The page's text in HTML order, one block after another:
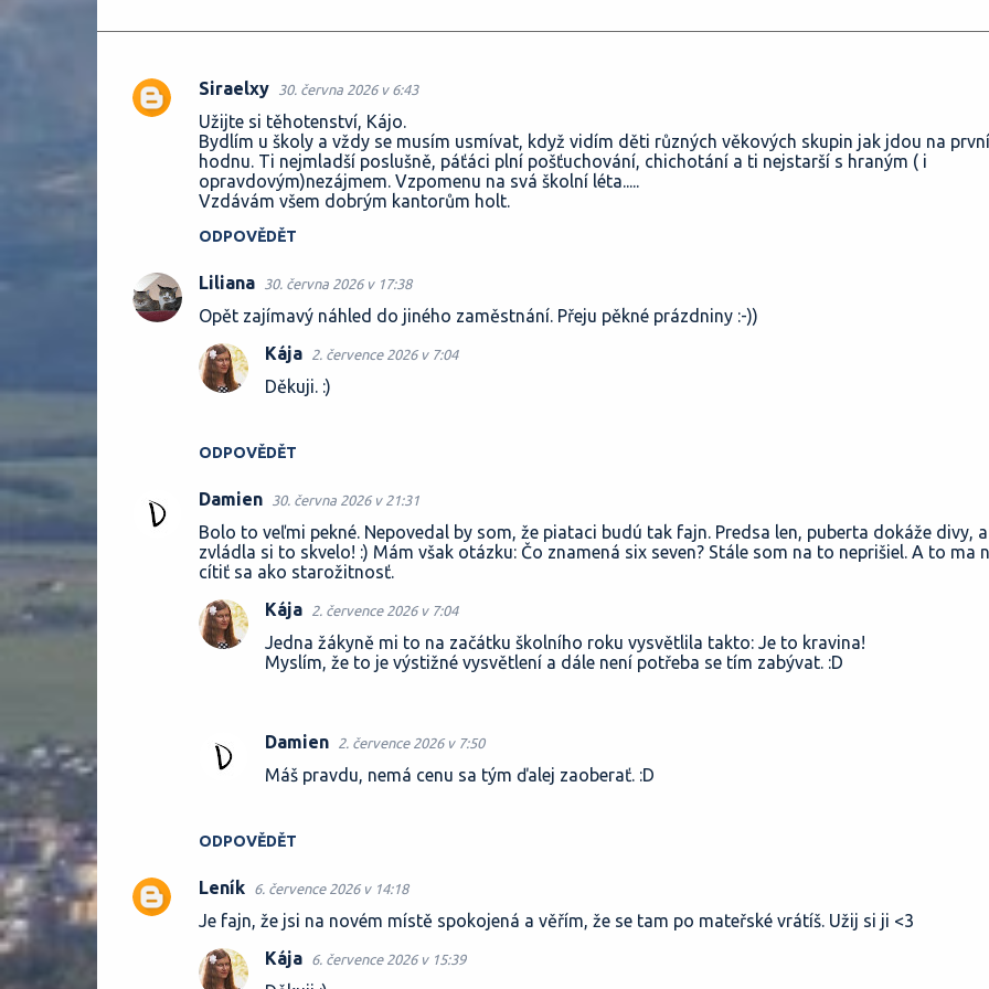
K
á
ř
Siraelxy 30. června 2026 v 6:43
Užijte si těhotenství, Kájo.
Bydlím u školy a vždy se musím usmívat, když vidím děti různých věkových skupin jak jdou na první
hodnu. Ti nejmladší poslušně, páťáci plní pošťuchování, chichotání a ti nejstarší s hraným ( i
opravdovým)nezájmem. Vzpomenu na svá školní léta.....
Vzdávám všem dobrým kantorům holt.
ODPOVĚDĚT
Liliana 30. června 2026 v 17:38
Opět zajímavý náhled do jiného zaměstnání. Přeju pěkné prázdniny :-))
ODPOVĚDĚT
Kája 2. července 2026 v 7:04
Děkuji. :)
Damien 30. června 2026 v 21:31
Bolo to veľmi pekné. Nepovedal by som, že piataci budú tak fajn. Predsa len, puberta dokáže divy,
zvládla si to skvelo! :) Mám však otázku: Čo znamená six seven? Stále som na to neprišiel. A to ma
cítiť sa ako starožitnosť.
ODPOVĚDĚT
Kája 2. července 2026 v 7:04
Jedna žákyně mi to na začátku školního roku vysvětlila takto: Je to kravina!
Myslím, že to je výstižné vysvětlení a dále není potřeba se tím zabývat. :D
Damien 2. července 2026 v 7:50
Máš pravdu, nemá cenu sa tým ďalej zaoberať. :D
Leník 6. července 2026 v 14:18
Je fajn, že jsi na novém místě spokojená a věřím, že se tam po mateřské vrátíš. Užij si ji <3
Kája
6. července 2026 v 15:39